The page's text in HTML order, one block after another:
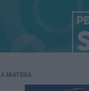
A MATERA